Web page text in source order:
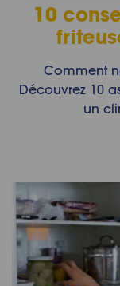
10
Comment
Découvrez 10
un